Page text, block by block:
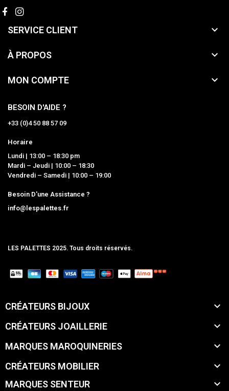
SERVICE CLIENT 
À PROPOS 
MON COMPTE 
BESOIN D'AIDE ?
+33 (0)4 50 88 57 09
Horaire
Lundi | 13:00 – 18:30 pm
Mardi – Jeudi | 10:00 – 18:30
Vendredi – Samedi | 10:00 – 19:00
Besoin D'une Assistance ?
info@lespalettes.fr
LES PALETTES 2025. Tous droits réservés.
CRÉATEURS BIJOUX 
CRÉATEURS JOAILLERIE 
MARQUES MAROQUINERIES 
CRÉATEURS MOBILIER 
MARQUES SENTEUR 